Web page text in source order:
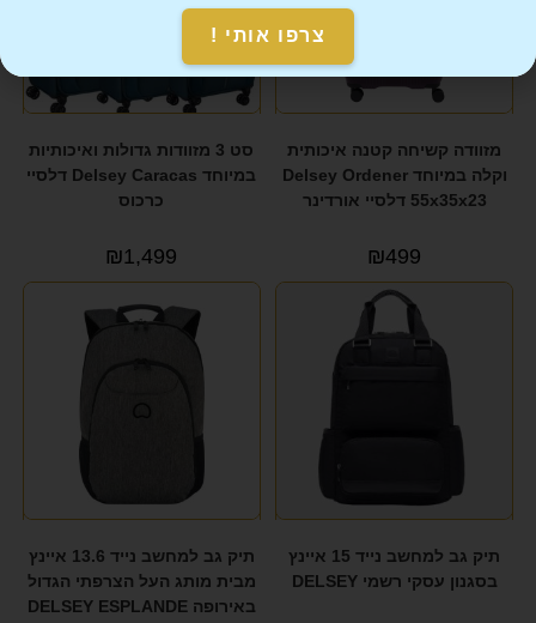
מזוודה קשיחה קטנה איכותית
וקלה במיוחד Delsey Ordener
55x35x23 דלסיי אורדינר
₪499
סט 3 מזוודות גדולות ואיכותיות
במיוחד Delsey Caracas דלסיי
כרכוס
₪1,499
תיק גב למחשב נייד 15 איינץ
בסגנון עסקי רשמי DELSEY
תיק גב למחשב נייד 13.6 איינץ
מבית מותג העל הצרפתי הגדול
באירופה DELSEY ESPLANDE
צרפו אותי !